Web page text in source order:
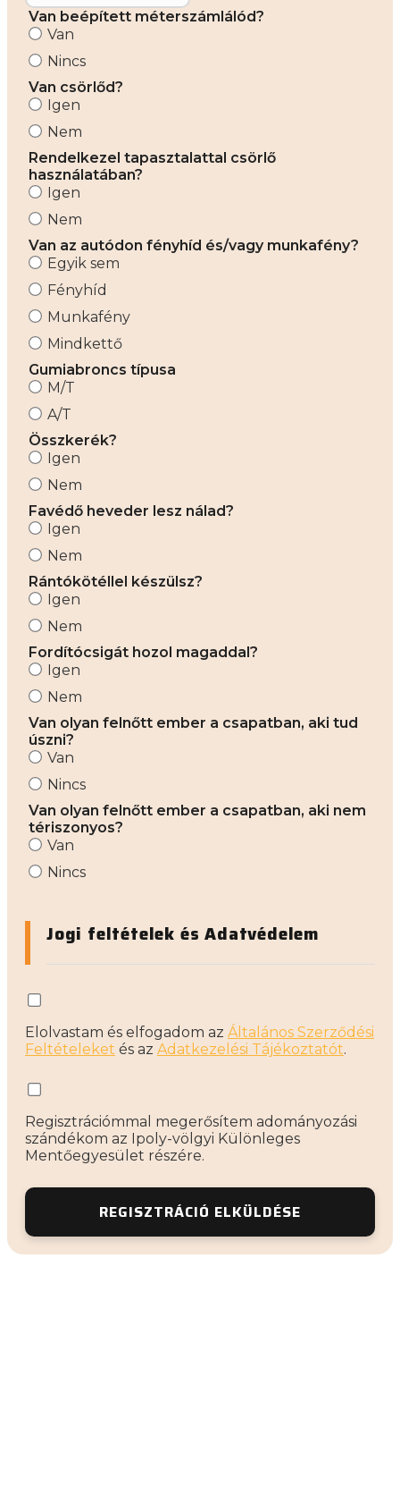
Van beépített méterszámlálód?
Van
Nincs
Van csörlőd?
Igen
Nem
Rendelkezel tapasztalattal csörlő
használatában?
Igen
Nem
Van az autódon fényhíd és/vagy munkafény?
Egyik sem
Fényhíd
Munkafény
Mindkettő
Gumiabroncs típusa
M/T
A/T
Összkerék?
Igen
Nem
Favédő heveder lesz nálad?
Igen
Nem
Rántókötéllel készülsz?
Igen
Nem
Fordítócsigát hozol magaddal?
Igen
Nem
Van olyan felnőtt ember a csapatban, aki tud
úszni?
Van
Nincs
Van olyan felnőtt ember a csapatban, aki nem
tériszonyos?
Van
Nincs
Jogi feltételek és Adatvédelem
Elolvastam és elfogadom az Általános Szerződési
Feltételeket és az Adatkezelési Tájékoztatót.
Regisztrációmmal megerősítem adományozási
szándékom az Ipoly-völgyi Különleges
Mentőegyesület részére.
REGISZTRÁCIÓ ELKÜLDÉSE